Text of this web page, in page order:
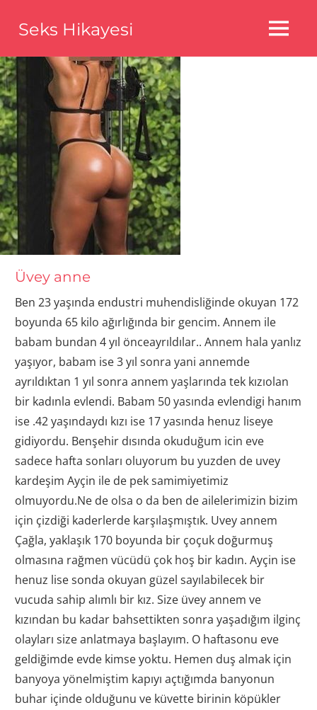
Seks Hikayesi
Hikayeleri,Bedava
Hikayeleri,Aldatma
Seks
Hikayeleri
MENU
Üvey anne
Ben 23 yaşında endustri muhendisliğinde okuyan 172
boyunda 65 kilo ağırlığında bir gencim. Annem ile
babam bundan 4 yıl önceayrıldılar.. Annem hala yanlız
yaşıyor, babam ise 3 yıl sonra yani annemde
ayrıldıktan 1 yıl sonra annem yaşlarında tek kızıolan
bir kadınla evlendi. Babam 50 yasında evlendigi hanım
ise .42 yaşındaydı kızı ise 17 yasında henuz liseye
gidiyordu. Benşehir dısında okuduğum icin eve
sadece hafta sonları oluyorum bu yuzden de uvey
kardeşim Ayçin ile de pek samimiyetimiz
olmuyordu.Ne de olsa o da ben de ailelerimizin bizim
için çizdiği kaderlerde karşılaşmıştık. Uvey annem
Çağla, yaklaşık 170 boyunda bir çoçuk doğurmuş
olmasına rağmen vücüdü çok hoş bir kadın. Ayçin ise
henuz lise sonda okuyan güzel sayılabilecek bir
vucuda sahip alımlı bir kız. Size üvey annem ve
kızından bu kadar bahsettikten sonra yaşadığım ilginç
olayları size anlatmaya başlayım. O haftasonu eve
geldiğimde evde kimse yoktu. Hemen duş almak için
banyoya yönelmiştim kapıyı açtığımda banyonun
buhar içinde olduğunu ve küvette birinin köpükler